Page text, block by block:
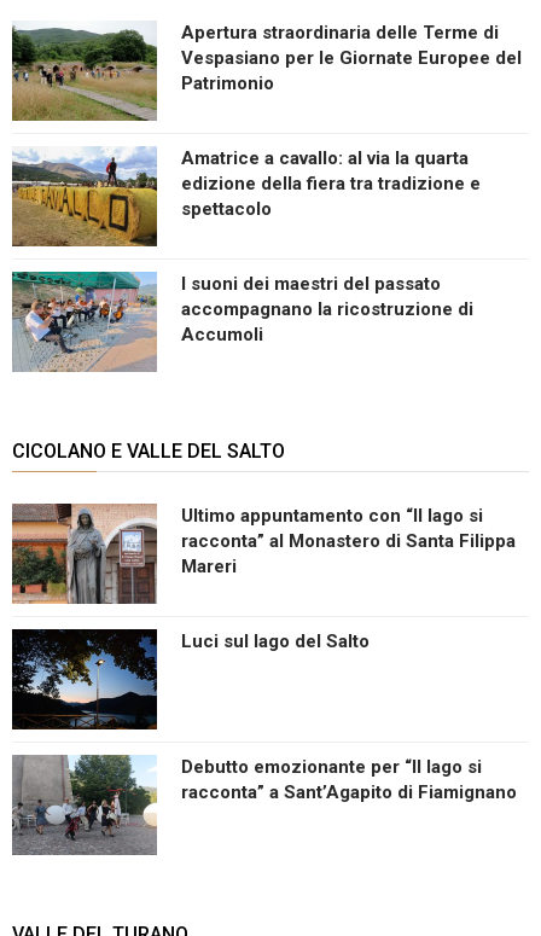
Apertura straordinaria delle Terme di
Vespasiano per le Giornate Europee del
Patrimonio
Amatrice a cavallo: al via la quarta
edizione della fiera tra tradizione e
spettacolo
I suoni dei maestri del passato
accompagnano la ricostruzione di
Accumoli
CICOLANO E VALLE DEL SALTO
Ultimo appuntamento con “Il lago si
racconta” al Monastero di Santa Filippa
Mareri
Luci sul lago del Salto
Debutto emozionante per “Il lago si
racconta” a Sant’Agapito di Fiamignano